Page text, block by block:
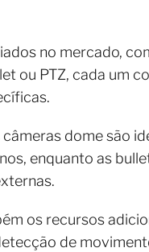
no mercado,
ou PTZ, cada um
câmeras dome são
enquanto as
os recursos
de